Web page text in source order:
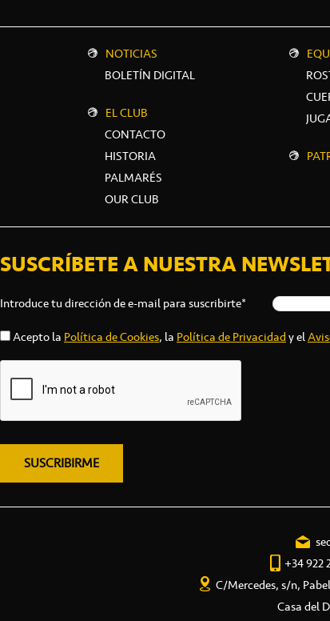
NOTICIAS
BOLETÍN DIGITAL
EL CLUB
CONTACTO
HISTORIA
PALMARÉS
OUR CLUB
SUSCRÍBETE A NUESTRA
Introduce tu dirección de e-mail para suscribirte*
Acepto la Política de Cookies, la Política de Privacidady el
+34 922
C/Mercedes, s/n,
Casa del